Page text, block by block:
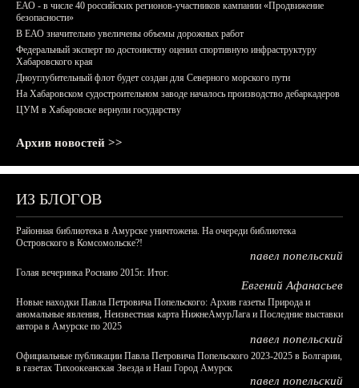
ЕАО - в числе 40 российских регионов-участников кампании «Продвижение
безопасности»
В ЕАО значительно увеличены объемы дорожных работ
Федеральный эксперт по достоинству оценил спортивную инфраструктуру
Хабаровского края
Дноуглубительный флот будет создан для Северного морского пути
На Хабаровском судостроительном заводе началось производство дебаркадеров
ЦУМ в Хабаровске вернули государству
Архив новостей >>
ИЗ БЛОГОВ
Районная библиотека в Амурске уничтожена. На очереди библиотека
Островского в Комсомольске?!
павел попельский
Голая вечеринка Роснано 2015г. Итог.
Евгений Афанасьев
Новые находки Павла Петровича Попельского: Архив газеты Природа и
аномальные явления, Неизвестная карта НижнеАмурЛага и Последние выставки
автора в Амурске по 2025
павел попельский
Официальные публикации Павла Петровича Попельского 2023-2025 в Болгарии,
в газетах Тихоокеанская Звезда и Наш Город Амурск
павел попельский